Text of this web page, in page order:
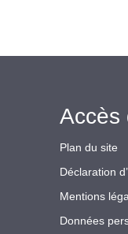
Accès
Plan du site
Déclaration
Mentions
Données